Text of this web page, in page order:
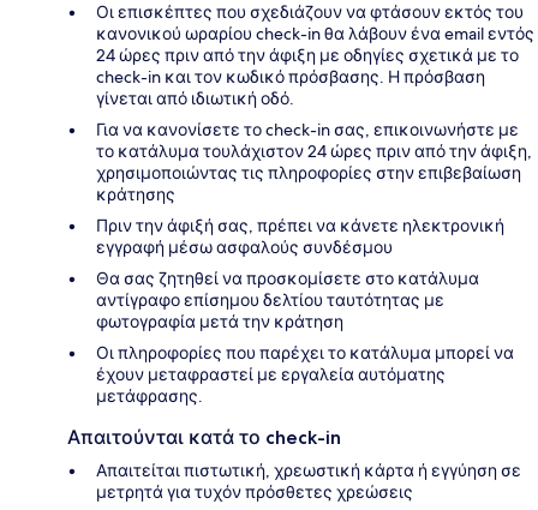
Οι επισκέπτες που σχεδιάζουν να φτάσουν εκτός του
κανονικού ωραρίου check-in θα λάβουν ένα email εντός
24 ώρες πριν από την άφιξη με οδηγίες σχετικά με το
check-in και τον κωδικό πρόσβασης. Η πρόσβαση
γίνεται από ιδιωτική οδό.
Για να κανονίσετε το check-in σας, επικοινωνήστε με
το κατάλυμα τουλάχιστον 24 ώρες πριν από την άφιξη,
χρησιμοποιώντας τις πληροφορίες στην επιβεβαίωση
κράτησης
Πριν την άφιξή σας, πρέπει να κάνετε ηλεκτρονική
εγγραφή μέσω ασφαλούς συνδέσμου
Θα σας ζητηθεί να προσκομίσετε στο κατάλυμα
αντίγραφο επίσημου δελτίου ταυτότητας με
φωτογραφία μετά την κράτηση
Οι πληροφορίες που παρέχει το κατάλυμα μπορεί να
έχουν μεταφραστεί με εργαλεία αυτόματης
μετάφρασης.
Απαιτούνται κατά το check-in
Απαιτείται πιστωτική, χρεωστική κάρτα ή εγγύηση σε
μετρητά για τυχόν πρόσθετες χρεώσεις